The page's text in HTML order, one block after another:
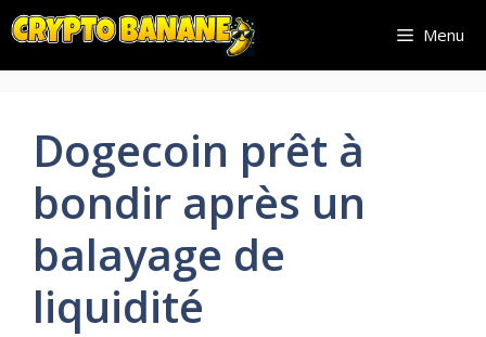
Aller
au
contenu
Menu
Dogecoin prêt à
bondir après un
balayage de
liquidité